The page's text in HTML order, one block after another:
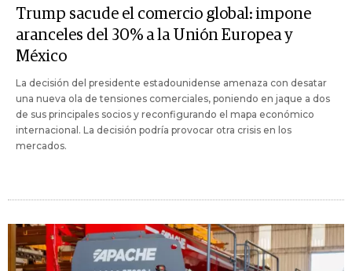
Trump sacude el comercio global: impone
aranceles del 30% a la Unión Europea y
México
La decisión del presidente estadounidense amenaza con desatar
una nueva ola de tensiones comerciales, poniendo en jaque a dos
de sus principales socios y reconfigurando el mapa económico
internacional. La decisión podría provocar otra crisis en los
mercados.